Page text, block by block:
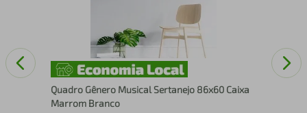
Quadro Gênero Musical Sertanejo 86x60 Caixa
Marrom Branco